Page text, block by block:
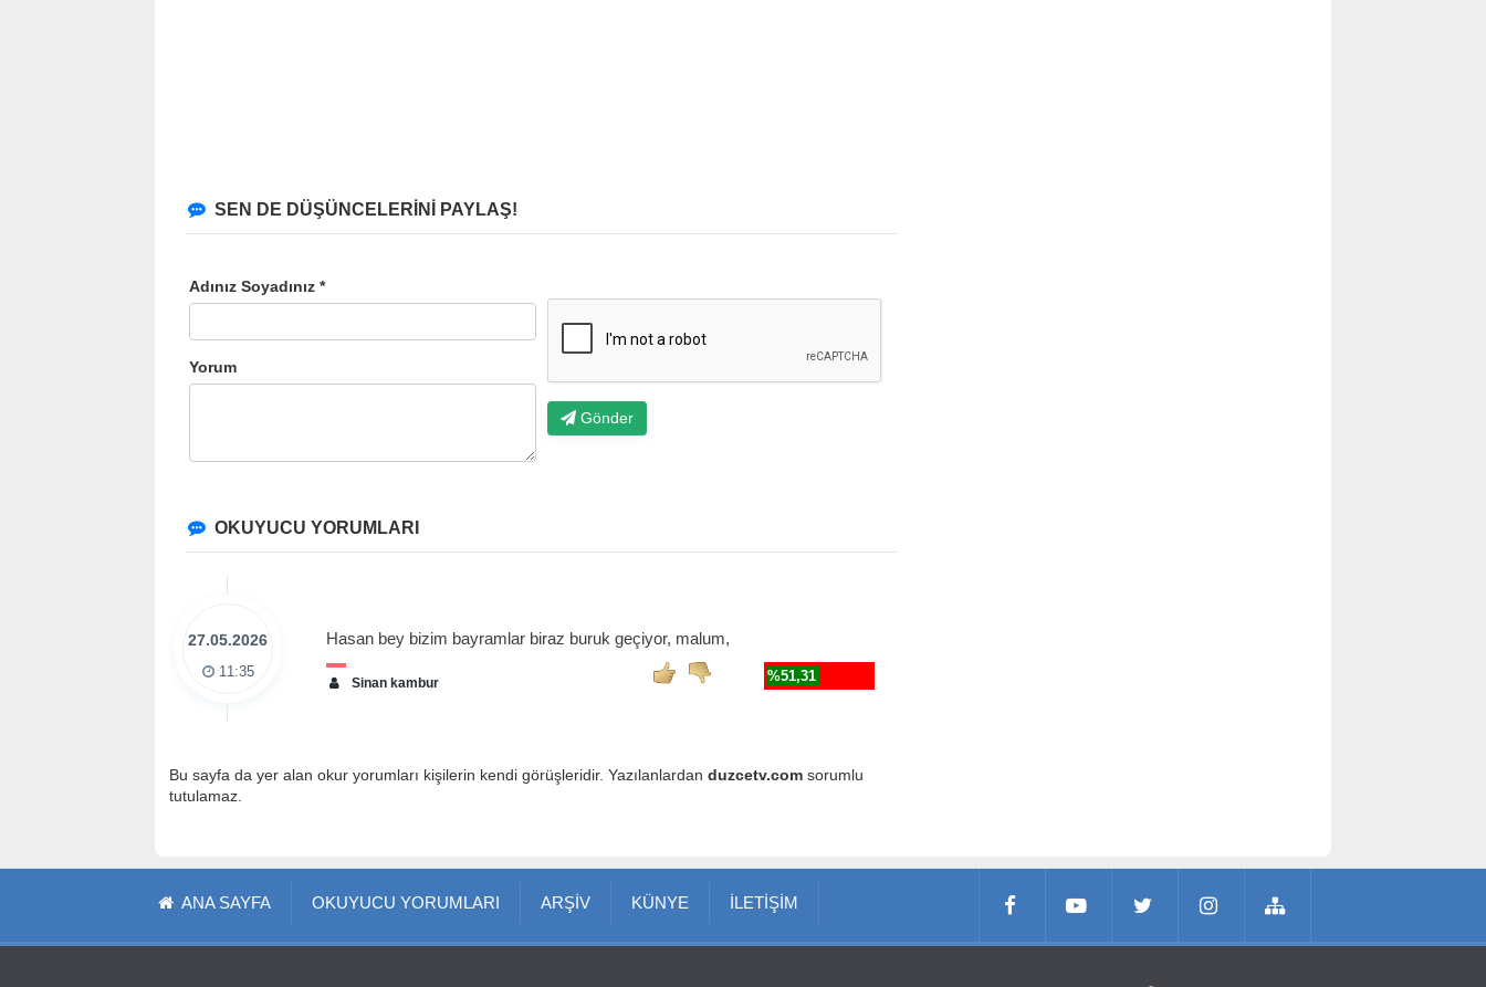
SEN DE DÜŞÜNCELERİNİ PAYLAŞ!
Adınız Soyadınız *
Yorum
Gönder
OKUYUCU YORUMLARI
27.05.2026
11:35
Hasan bey bizim bayramlar biraz buruk geçiyor, malum,
%51,31
Sinan kambur
Bu sayfa da yer alan okur yorumları kişilerin kendi görüşleridir. Yazılanlardan duzcetv.com sorumlu
tutulamaz.
ANA SAYFA OKUYUCU YORUMLARI ARŞİV KÜNYE İLETİŞİM